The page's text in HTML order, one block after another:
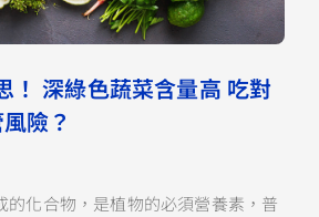
！ 深綠色蔬菜含量高 吃對
險？
的化合物，是植物的必須營養素，普